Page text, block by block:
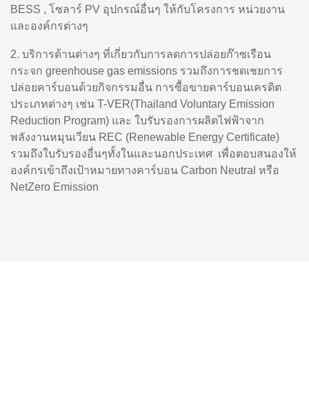
BESS , โซลาร์ PV อุปกรณ์อื่นๆ ให้กับโครงการ หน่วยงาน
และองค์กรต่างๆ
2. บริการด้านต่างๆ ที่เกี่ยวกับการลดการปล่อยก๊าซเรือน
กระจก greenhouse gas emissions รวมถึงการชดเชยการ
ปล่อยคาร์บอนด้วยกิจกรรมอื่น การซื้อขายคาร์บอนเครดิต
ประเภทต่างๆ เช่น T-VER(Thailand Voluntary Emission
Reduction Program) และ ใบรับรองการผลิตไฟฟ้าจาก
พลังงานหมุนเวียน REC (Renewable Energy Certificate)
รวมถึงใบรับรองอื่นๆทั้งในและนอกประเทศ เพื่อตอบสนองให้
องค์กรเข้าถึงเป้าหมายทางคาร์บอน Carbon Neutral หรือ
NetZero Emission